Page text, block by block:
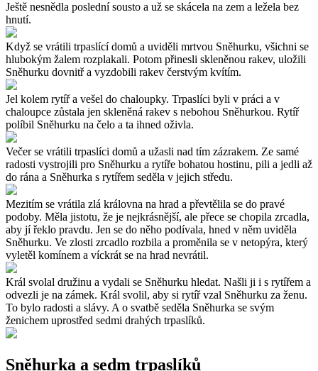
Ještě nesnědla poslední sousto a už se skácela na zem a ležela bez
hnutí.
Když se vrátili trpaslící domů a uviděli mrtvou Sněhurku, všichni se
hlubokým žalem rozplakali. Potom přinesli skleněnou rakev, uložili
Sněhurku dovnitř a vyzdobili rakev čerstvým kvítím.
Jel kolem rytíř a vešel do chaloupky. Trpaslíci byli v práci a v
chaloupce zůstala jen skleněná rakev s nebohou Sněhurkou. Rytíř
políbil Sněhurku na čelo a ta ihned oživla.
Večer se vrátili trpaslíci domů a užasli nad tím zázrakem. Ze samé
radosti vystrojili pro Sněhurku a rytíře bohatou hostinu, pili a jedli až
do rána a Sněhurka s rytířem seděla v jejich středu.
Mezitím se vrátila zlá královna na hrad a převtělila se do pravé
podoby. Měla jistotu, že je nejkrásnější, ale přece se chopila zrcadla,
aby jí řeklo pravdu. Jen se do něho podívala, hned v něm uviděla
Sněhurku. Ve zlosti zrcadlo rozbila a proměnila se v netopýra, který
vyletěl komínem a víckrát se na hrad nevrátil.
Král svolal družinu a vydali se Sněhurku hledat. Našli ji i s rytířem a
odvezli je na zámek. Král svolil, aby si rytíř vzal Sněhurku za ženu.
To bylo radosti a slávy. A o svatbě seděla Sněhurka se svým
ženichem uprostřed sedmi drahých trpaslíků.
Sněhurka a sedm trpaslíků